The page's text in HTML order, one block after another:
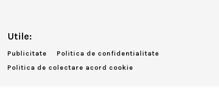
Utile:
Publicitate
Politica de confidentialitate
Politica de colectare acord cookie